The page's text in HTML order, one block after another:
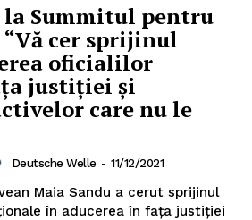
la Summitul pentru
cer sprijinul
oficialilor
justiției și
care nu le
Deutsche Welle - 11/12/2021
Maia Sandu a cerut sprijinul
în aducerea în fața justiției